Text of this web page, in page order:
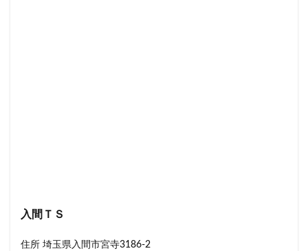
入間ＴＳ
住所 埼玉県入間市宮寺3186-2